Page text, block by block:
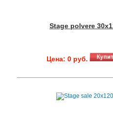
Stage polvere
Цена: 0 руб.